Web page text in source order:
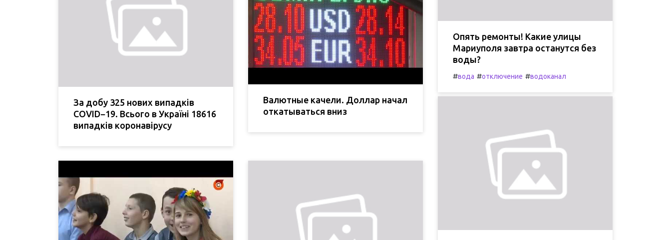
За добу 325 нових випадків
COVID−19. Всього в Україні 18616
випадків коронавірусу
Валютные качели. Доллар начал
откатываться вниз
Опять ремонты! Какие улицы
Мариуполя завтра останутся без
воды?
#вода #отключение #водоканал